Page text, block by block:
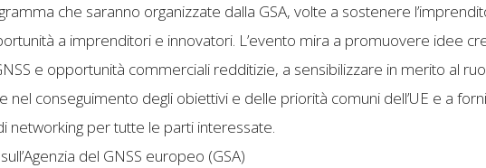
che saranno organizzate dalla GSA, volte a sostenere
a imprenditori e innovatori. L’evento mira a promuovere idee
e opportunità commerciali redditizie, a sensibilizzare in merito al
nel conseguimento degli obiettivi e delle priorità comuni dell’UE e a
networking per tutte le parti interessate.
del GNSS europeo (GSA)